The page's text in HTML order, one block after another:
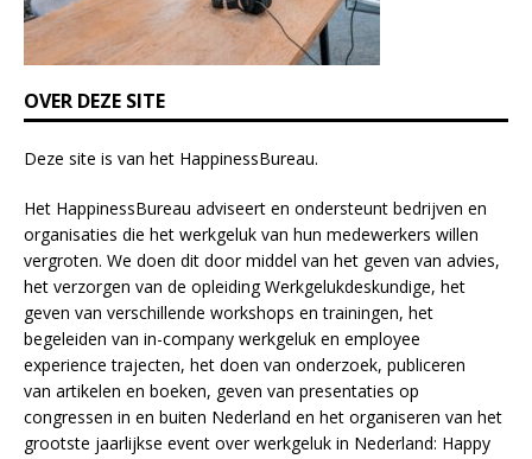
l
n
k
.
OVER DEZE SITE
Deze site is van het HappinessBureau.
Het HappinessBureau adviseert en ondersteunt bedrijven en
organisaties die het werkgeluk van hun medewerkers willen
vergroten. We doen dit door middel van het geven van advies,
het verzorgen van de opleidingWerkgelukdeskundige, het
geven van verschillende workshops en trainingen, het
begeleiden van in-company werkgeluk en employee
experiencetrajecten, het doen van onderzoek, publiceren
van artikelen en boeken, geven van presentaties op
congressen in en buiten Nederland en het organiseren van het
grootste jaarlijkse event over werkgeluk in Nederland: Happy